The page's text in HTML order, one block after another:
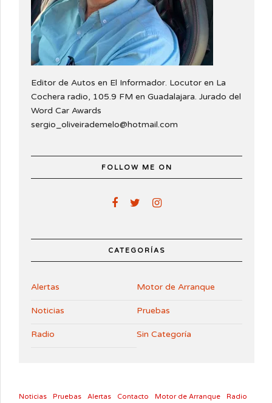
Editor de Autos en El Informador. Locutor en La
Cochera radio, 105.9 FM en Guadalajara. Jurado del
Word Car Awards
sergio_oliveirademelo@hotmail.com
FOLLOW ME ON
CATEGORÍAS
Alertas Motor de Arranque
Noticias Pruebas
Radio Sin Categoría
Noticias Pruebas Alertas Contacto Motor de Arranque Radio